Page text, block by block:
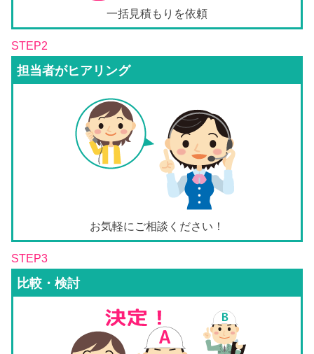
一括見積もりを依頼
STEP2
担当者がヒアリング
お気軽にご相談ください！
STEP3
比較・検討